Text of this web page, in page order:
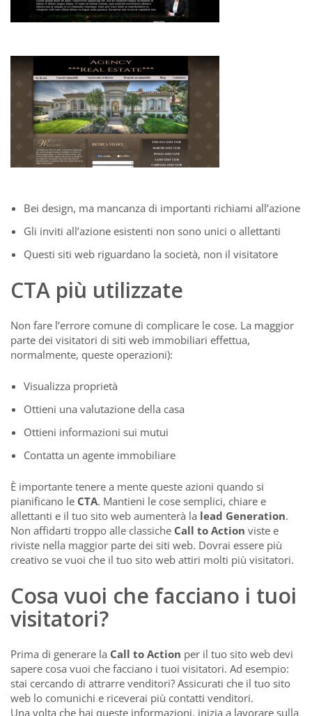
Bei design, ma mancanza di importanti richiami all’azione
Gli inviti all’azione esistenti non sono unici o allettanti
Questi siti web riguardano la società, non il visitatore
CTA più utilizzate
Non fare l’errore comune di complicare le cose. La maggior
parte dei visitatori di siti web immobiliari effettua,
normalmente, queste operazioni):
Visualizza proprietà
Ottieni una valutazione della casa
Ottieni informazioni sui mutui
Contatta un agente immobiliare
È importante tenere a mente queste azioni quando si
pianificano le CTA. Mantieni le cose semplici, chiare e
allettanti e il tuo sito web aumenterà la lead Generation.
Non affidarti troppo alle classiche Call to Action viste e
riviste nella maggior parte dei siti web. Dovrai essere più
creativo se vuoi che il tuo sito web attiri molti più visitatori.
Cosa vuoi che facciano i tuoi
visitatori?
Prima di generare la Call to Action per il tuo sito web devi
sapere cosa vuoi che facciano i tuoi visitatori. Ad esempio:
stai cercando di attrarre venditori? Assicurati che il tuo sito
web lo comunichi e riceverai più contatti venditori.
Una volta che hai queste informazioni, inizia a lavorare sulla